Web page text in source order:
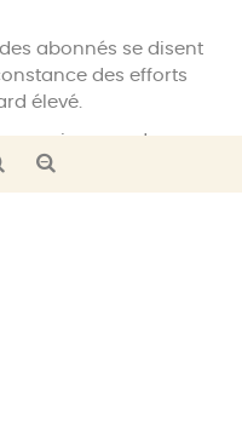
mail le contraste
Agrandir le texte
abonnés se disent
des efforts
élevé.
des
progresse
d’avis positifs (contre